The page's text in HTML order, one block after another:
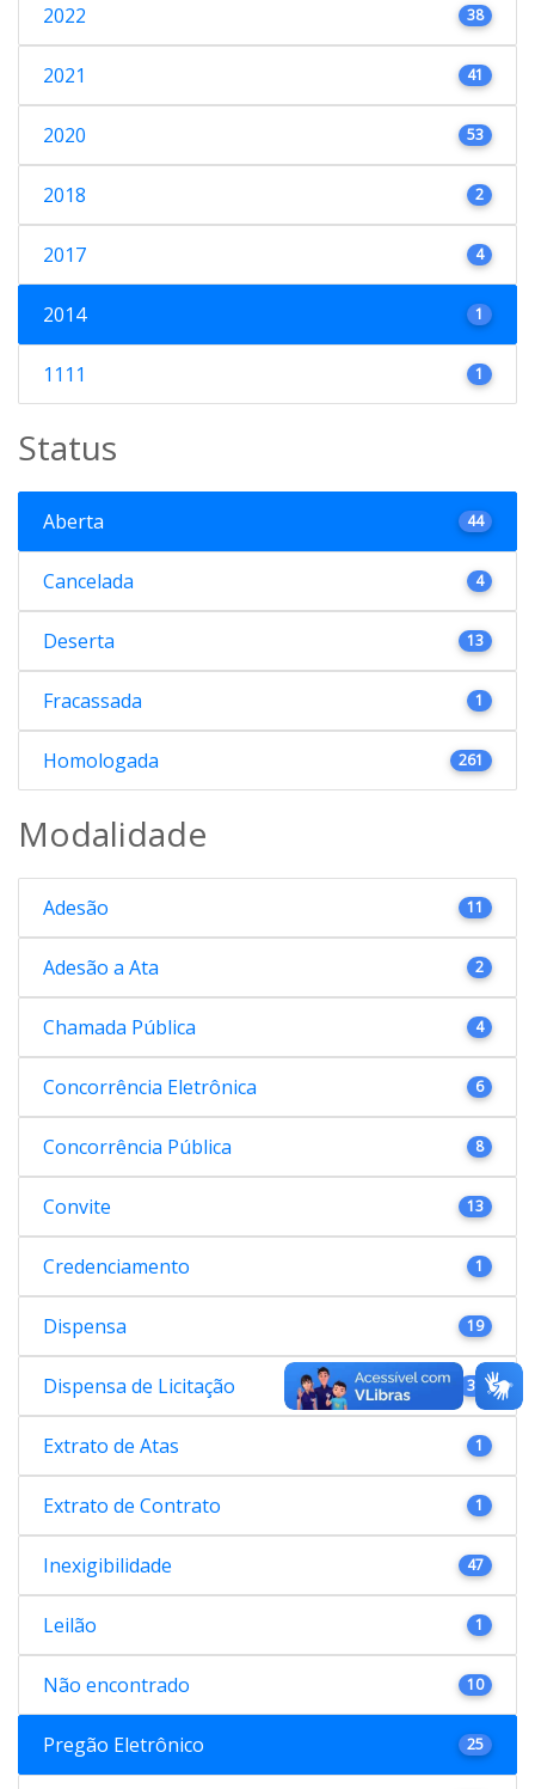
2022 38
2021 41
2020 53
2018 2
2017 4
2014 1
1111 1
Status
Aberta 44
Cancelada 4
Deserta 13
Fracassada 1
Homologada 261
Modalidade
Adesão 11
Adesão a Ata 2
Chamada Pública 4
Concorrência Eletrônica 6
Concorrência Pública 8
Convite 13
Credenciamento 1
Dispensa 19
Dispensa de Licitação 38
Extrato de Atas 1
Extrato de Contrato 1
Inexigibilidade 47
Leilão 1
Não encontrado 10
Pregão Eletrônico 25